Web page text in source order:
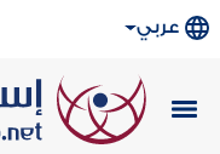
عربي